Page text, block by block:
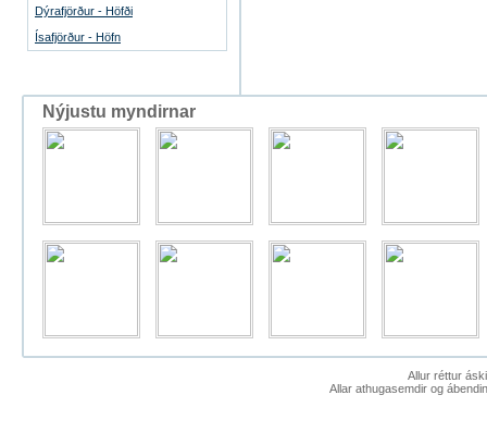
Dýrafjörður - Höfði
Ísafjörður - Höfn
Nýjustu myndirnar
Allur réttur
Allar athugasemdir og